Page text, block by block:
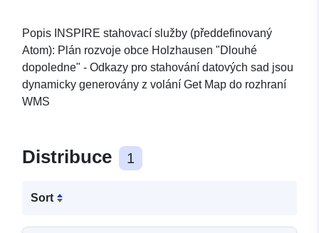
Popis INSPIRE stahovací služby (předdefinovaný
Atom): Plán rozvoje obce Holzhausen "Dlouhé
dopoledne" - Odkazy pro stahování datových sad jsou
dynamicky generovány z volání Get Map do rozhraní
WMS
Distribuce 1
Sort